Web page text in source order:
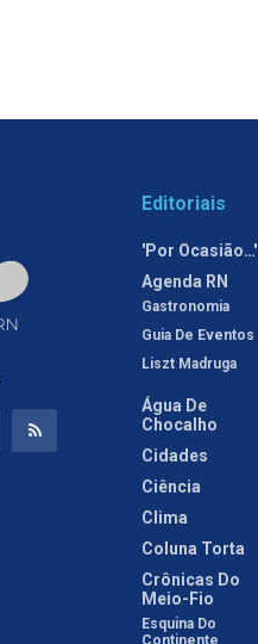
Editoriais
'Por Ocasião…'
Agenda RN
Gastronomia
Guia De Eventos
Liszt Madruga
Água De
Chocalho
Cidades
Ciência
Clima
Coluna Torta
Crônicas Do
Meio-Fio
Esquina Do
Continente